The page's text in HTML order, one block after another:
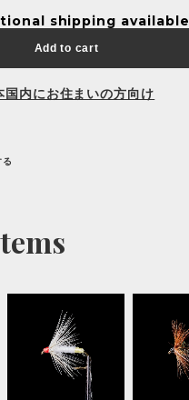
shipping available
Add to cart
国内にお住まいの方向け